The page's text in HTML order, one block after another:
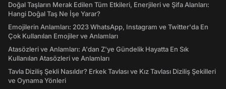
Doğal Taşların Merak Edilen Tüm Etkileri, Enerjileri ve Şifa Alanları:
Hangi Doğal Taş Ne İşe Yarar?
Emojilerin Anlamları: 2023 WhatsApp, Instagram ve Twitter'da En
Çok Kullanılan Emojiler ve Anlamları
Atasözleri ve Anlamları: A'dan Z'ye Gündelik Hayatta En Sık
Kullanılan Atasözleri ve Anlamları
Tavla Diziliş Şekli Nasıldır? Erkek Tavlası ve Kız Tavlası Diziliş Şekilleri
ve Oynama Yönleri